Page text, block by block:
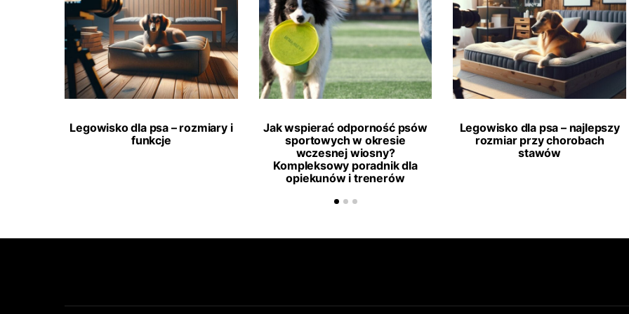
Legowisko dla psa – rozmiary i
funkcje
Jak wspierać odporność psów
sportowych w okresie
wczesnej wiosny?
Kompleksowy poradnik dla
opiekunów i trenerów
Legowisko dla psa – najlepszy
rozmiar przy chorobach
stawów